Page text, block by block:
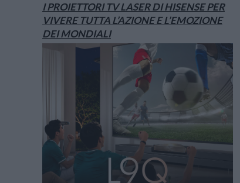
I PROIETTORI TV LASER DI HISENSE PER
VIVERE TUTTA L’AZIONE E L’EMOZIONE
DEI MONDIALI